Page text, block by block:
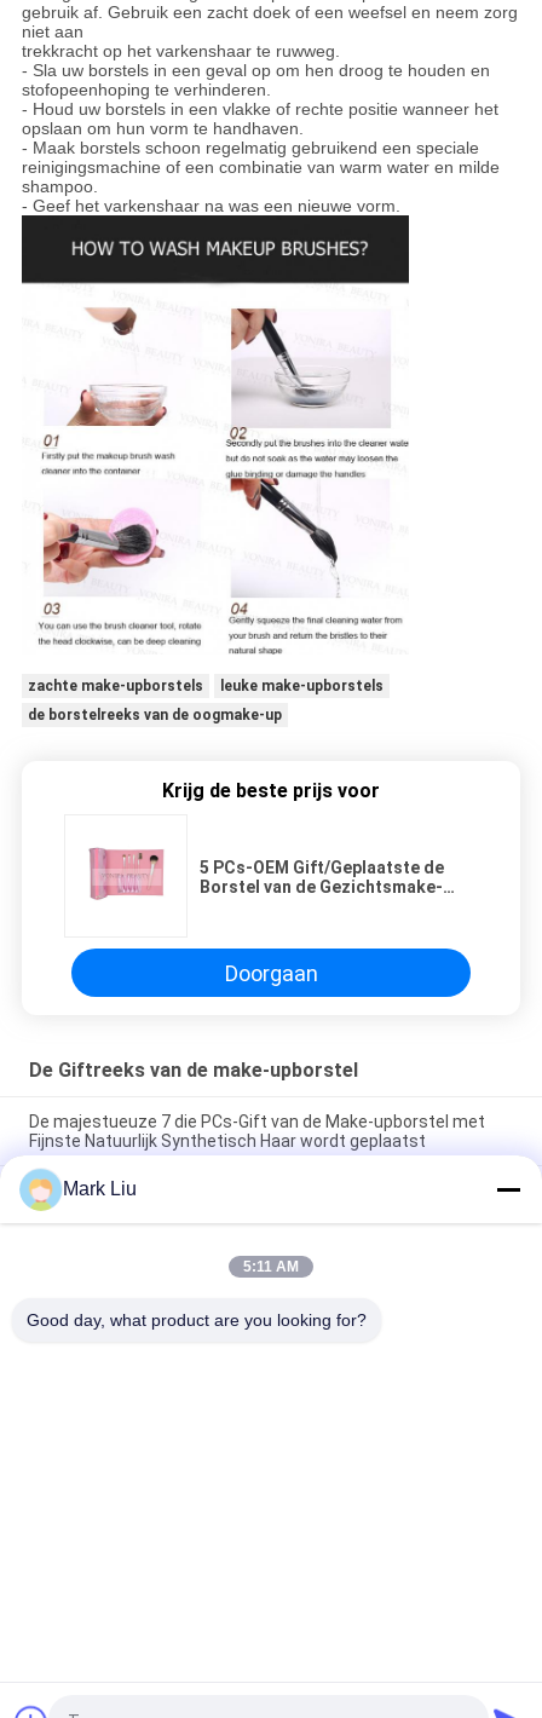
gebruik af. Gebruik een zacht doek of een weefsel en neem zorg
niet aan
trekkracht op het varkenshaar te ruwweg.
- Sla uw borstels in een geval op om hen droog te houden en
stofopeenhoping te verhinderen.
- Houd uw borstels in een vlakke of rechte positie wanneer het
opslaan om hun vorm te handhaven.
- Maak borstels schoon regelmatig gebruikend een speciale
reinigingsmachine of een combinatie van warm water en milde
shampoo.
- Geef het varkenshaar na was een nieuwe vorm.
zachte make-upborstels
leuke make-upborstels
de borstelreeks van de oogmake-up
Krijg de beste prijs voor
5 PCs-OEM Gift/Geplaatste de
Borstel van de Gezichtsmake-
Doorgaan
De Giftreeks van de make-upborstel
De majestueuze 7 die PCs-Gift van de Make-upborstel met
Fijnste Natuurlijk Synthetisch Haar wordt geplaatst
Roze Exclusieve van de de Borstelgift van de
Inzamelingsmake-up Vastgestelde de
Schoonheidsproducten, de Reeks van Make-uphulpmiddelen
De Giftpakket van de Chirstmasvakantie met Borstels Met
Mark Liu
5:11 AM
Good day, what product are you looking for?